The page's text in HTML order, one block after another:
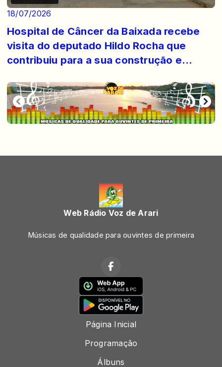
18/07/2026
Hospital de Câncer da Baixada recebe
visita do deputado Hildo Rocha que
contribuiu para a sua construção e
Web Rádio Voz de Arari
Músicas de qualidade para ouvintes de primeira
Página Inicial
Programação
Álbuns